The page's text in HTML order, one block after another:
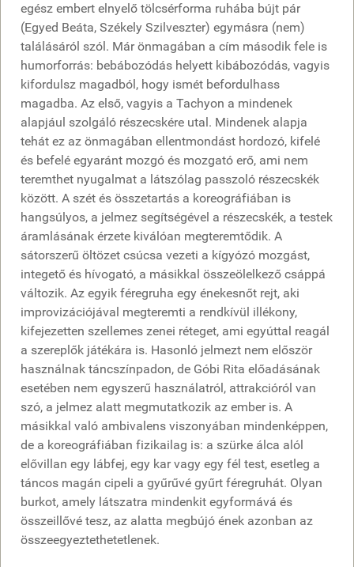
egész embert elnyelő tölcsérforma ruhába bújt pár
(Egyed Beáta, Székely Szilveszter) egymásra (nem)
találásáról szól. Már önmagában a cím második fele is
humorforrás: bebábozódás helyett kibábozódás, vagyis
kifordulsz magadból, hogy ismét befordulhass
magadba. Az első, vagyis a Tachyon a mindenek
alapjául szolgáló részecskére utal. Mindenek alapja
tehát ez az önmagában ellentmondást hordozó, kifelé
és befelé egyaránt mozgó és mozgató erő, ami nem
teremthet nyugalmat a látszólag passzoló részecskék
között. A szét és összetartás a koreográfiában is
hangsúlyos, a jelmez segítségével a részecskék, a testek
áramlásának érzete kiválóan megteremtődik. A
sátorszerű öltözet csúcsa vezeti a kígyózó mozgást,
integető és hívogató, a másikkal összeölelkező csáppá
változik. Az egyik féregruha egy énekesnőt rejt, aki
improvizációjával megteremti a rendkívül illékony,
kifejezetten szellemes zenei réteget, ami egyúttal reagál
a szereplők játékára is. Hasonló jelmezt nem először
használnak táncszínpadon, de Góbi Rita előadásának
esetében nem egyszerű használatról, attrakcióról van
szó, a jelmez alatt megmutatkozik az ember is. A
másikkal való ambivalens viszonyában mindenképpen,
de a koreográfiában fizikailag is: a szürke álca alól
elővillan egy lábfej, egy kar vagy egy fél test, esetleg a
táncos magán cipeli a gyűrűvé gyűrt féregruhát. Olyan
burkot, amely látszatra mindenkit egyformává és
összeillővé tesz, az alatta megbújó ének azonban az
összeegyeztethetetlenek.